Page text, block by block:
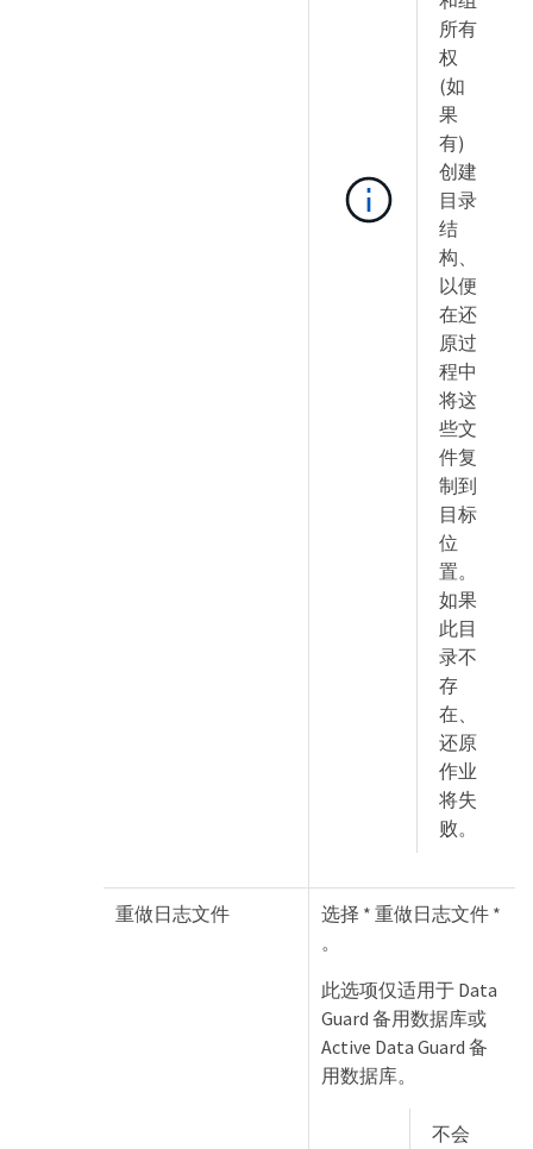
所有
权
(如
果
有)
创建
目录
结
构、
以便
在还
原过
程中
将这
些文
件复
制到
目标
位
置。
如果
此目
录不
存
在、
还原
作业
将失
败。
重做日志文件
选择 * 重做日志文件 *
。
此选项仅适用于 Data
Guard 备用数据库或
Active Data Guard 备
用数据库。
不会